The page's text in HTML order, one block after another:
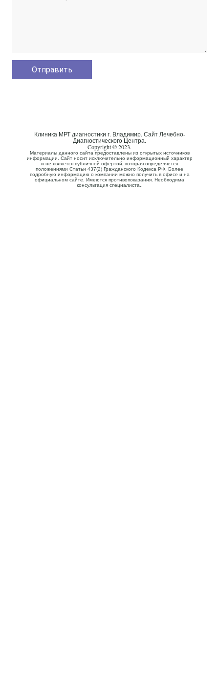
Клиника МРТ диагностики г. Владимир. Сайт Лечебно-
Диагностического Центра.
Copyright © 2023.
Материалы данного сайта предоставлены из открытых источников
информации. Сайт носит исключительно информационный характер
и не является публичной офертой, которая определяется
положениями Статьи 437(2) Гражданского Кодекса РФ. Более
подробную информацию о компании можно получить в офисе и на
официальном сайте. Имеются противопоказания. Необходима
консультация специалиста..